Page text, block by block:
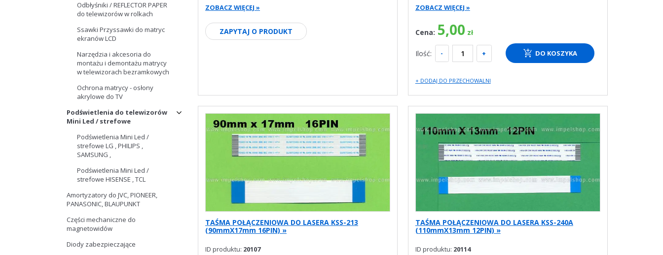
Odbłyśniki / REFLECTOR PAPER
do telewizorów w rolkach
Ssawki Przyssawki do matryc
ekranów LCD
Narzędzia i akcesoria do
montażu i demontażu matrycy
w telewizorach bezramkowych
Ochrona matrycy - osłony
akrylowe do TV
Podświetlenia do telewizorów
Mini Led / strefowe
Podświetlenia Mini Led /
strefowe LG , PHILIPS ,
SAMSUNG ,
Podświetlenia Mini Led /
strefowe HISENSE , TCL
Amortyzatory do JVC, PIONEER,
PANASONIC, BLAUPUNKT
Części mechaniczne do
magnetowidów
Diody zabezpieczające
ZOBACZ WIĘCEJ »
ZAPYTAJ O PRODUKT
ZOBACZ WIĘCEJ »
Cena: 5,00 zł
Ilość: - + DO KOSZYKA
+ DODAJ DO PRZECHOWALNI
TAŚMA POŁĄCZENIOWA DO LASERA KSS-213
(90mmX17mm 16PIN) »
ID produktu: 20107
TAŚMA POŁĄCZENIOWA DO LASERA KSS-240A
(110mmX13mm 12PIN) »
ID produktu: 20114